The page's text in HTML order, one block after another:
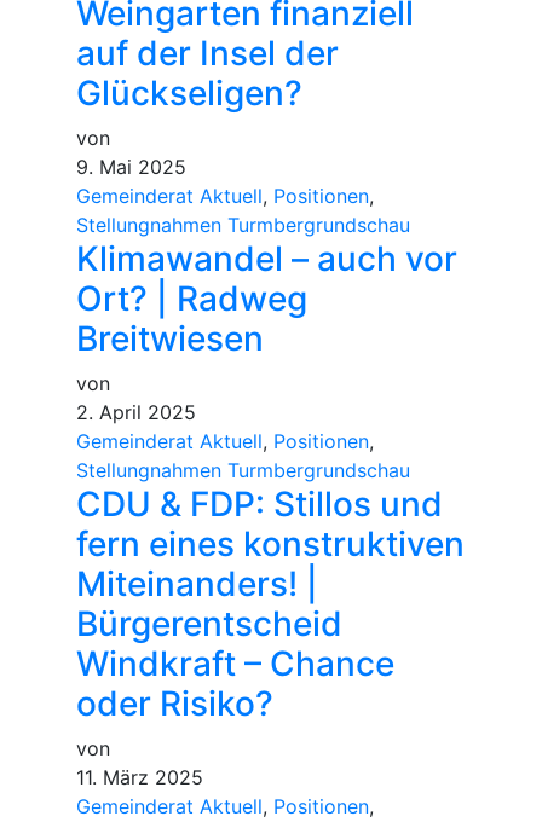
Weingarten finanziell
auf der Insel der
Glückseligen?
von
9. Mai 2025
Gemeinderat Aktuell, Positionen,
Stellungnahmen Turmbergrundschau
Klimawandel – auch vor
Ort? | Radweg
Breitwiesen
von
2. April 2025
Gemeinderat Aktuell, Positionen,
Stellungnahmen Turmbergrundschau
CDU & FDP: Stillos und
fern eines konstruktiven
Miteinanders! |
Bürgerentscheid
Windkraft – Chance
oder Risiko?
von
11. März 2025
Gemeinderat Aktuell, Positionen,